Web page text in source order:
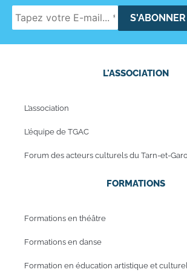
L'ASSOCIATION
L’association
L’équipe de TGAC
Forum des acteurs culturels du Tarn-et-
FORMATIONS
Formations en théâtre
Formations en danse
Formation en éducation artistique et